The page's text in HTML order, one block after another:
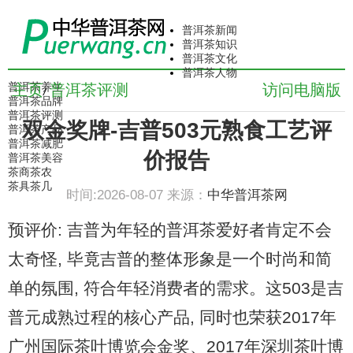
普洱茶新闻
普洱茶知识
普洱茶文化
普洱茶人物
普洱茶养生
普洱茶品牌
普洱茶评测
普洱茶产品
普洱茶减肥
普洱茶美容
茶商茶农
茶具茶几
访问电脑版
主页/ 普洱茶评测
双金奖牌-吉普503元熟食工艺评
价报告
时间:2026-08-07 来源： 中华普洱茶网
预评价: 吉普为年轻的普洱茶爱好者肯定不会
太奇怪, 毕竟吉普的整体形象是一个时尚和简
单的氛围, 符合年轻消费者的需求。这503是吉
普元成熟过程的核心产品, 同时也荣获2017年
广州国际茶叶博览会金奖、2017年深圳茶叶博